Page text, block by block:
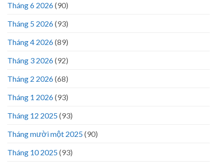
Tháng 6 2026(90)
Tháng 5 2026(93)
Tháng 4 2026(89)
Tháng 3 2026(92)
Tháng 2 2026(68)
Tháng 1 2026(93)
Tháng 12 2025(93)
Tháng mười một 2025(90)
Tháng 10 2025(93)